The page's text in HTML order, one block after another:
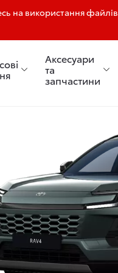
на використання файлів
Аксесуари
та
запчастини